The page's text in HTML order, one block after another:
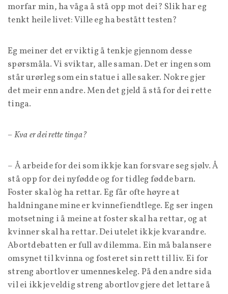
morfar min, ha våga å stå opp mot dei? Slik har eg
tenkt heile livet: Ville eg ha bestått testen?
Eg meiner det er viktig å tenkje gjennom desse
spørsmåla. Vi sviktar, alle saman. Det er ingen som
står urørleg som ein statue i alle saker. Nokre gjer
det meir enn andre. Men det gjeld å stå for dei rette
tinga.
– Kva er dei rette tinga?
– Å arbeide for dei som ikkje kan forsvare seg sjølv. Å
stå opp for dei nyfødde og for tidleg fødde barn.
Foster skal òg ha rettar. Eg får ofte høyre at
haldningane mine er kvinnefiendtlege. Eg ser ingen
motsetning i å meine at foster skal ha rettar, og at
kvinner skal ha rettar. Dei utelet ikkje kvarandre.
Abortdebatten er full av dilemma. Ein må balansere
omsynet til kvinna og fosteret sin rett til liv. Ei for
streng abortlov er umenneskeleg. På den andre sida
vil ei ikkje veldig streng abortlov gjere det lettare å